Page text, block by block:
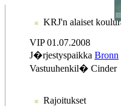
KRJ'n alaiset
VIP 01.07.2008
J�rjestyspaikka Bronn
Vastuuhenkil� Cinder
Rajoitukset